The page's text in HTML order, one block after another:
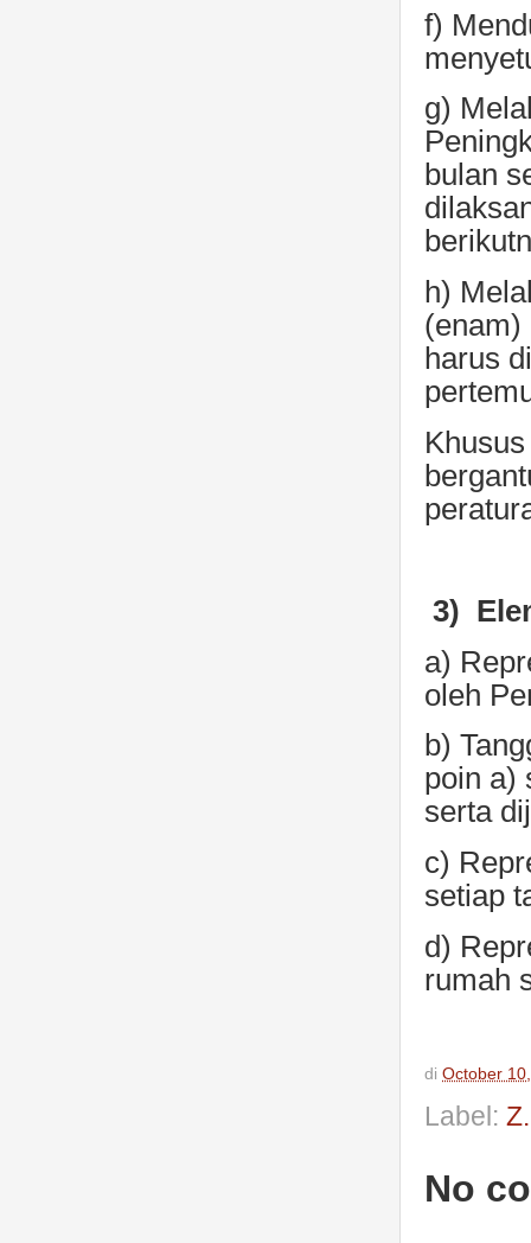
f)
g)
bulan
h)
(enam)
harus
3)
a)
oleh
b)
poin a)
serta
c)
setiap
d)
rumah
di October
Label:
No